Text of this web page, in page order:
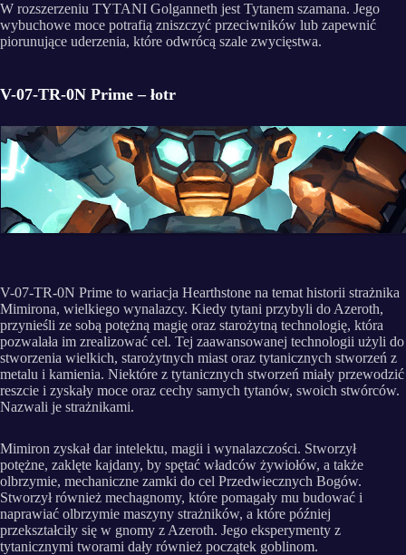
W rozszerzeniu TYTANI Golganneth jest Tytanem szamana. Jego
wybuchowe moce potrafią zniszczyć przeciwników lub zapewnić
piorunujące uderzenia, które odwrócą szale zwycięstwa.
V-07-TR-0N Prime – łotr
V-07-TR-0N Prime to wariacja Hearthstone na temat historii strażnika
Mimirona, wielkiego wynalazcy. Kiedy tytani przybyli do Azeroth,
przynieśli ze sobą potężną magię oraz starożytną technologię, która
pozwalała im zrealizować cel. Tej zaawansowanej technologii użyli do
stworzenia wielkich, starożytnych miast oraz tytanicznych stworzeń z
metalu i kamienia. Niektóre z tytanicznych stworzeń miały przewodzić
reszcie i zyskały moce oraz cechy samych tytanów, swoich stwórców.
Nazwali je strażnikami.
Mimiron zyskał dar intelektu, magii i wynalazczości. Stworzył
potężne, zaklęte kajdany, by spętać władców żywiołów, a także
olbrzymie, mechaniczne zamki do cel Przedwiecznych Bogów.
Stworzył również mechagnomy, które pomagały mu budować i
naprawiać olbrzymie maszyny strażników, a które później
przekształciły się w gnomy z Azeroth. Jego eksperymenty z
tytanicznymi tworami dały również początek goblinom.